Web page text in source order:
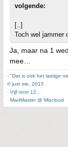
volgende:
[..]
Toch wel jammer
Ja, maar na 1
mee…
- "Dat is ook het lastige
© just me, 2015
- Vijf voor 12...
- MadMaster @ Mixcloud